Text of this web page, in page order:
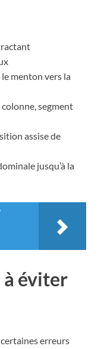
menton vers la
segment
assise de
jusqu’à la
à éviter
erreurs